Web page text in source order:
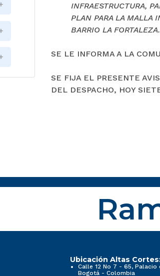
INFRAESTRUCTURA,
PLAN PARA LA MALLA
BARRIO LA
SE LE INFORMA A LA
SE FIJA EL PRESENTE
DEL DESPACHO, HOY
Ubicación Altas
Calle 12 No 7 - 65,
Bogotá - Colombia